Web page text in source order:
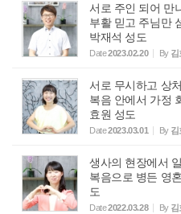
서로 주인 되어 만
부활 믿고 주님만
박재석 성도
Date2023.02.20 By
서로 무시하고 상
복음 안에서 가정
효원 성도
Date2023.03.01 By
생사의 현장에서
복음으로 병든 영
도
Date2022.03.28 By